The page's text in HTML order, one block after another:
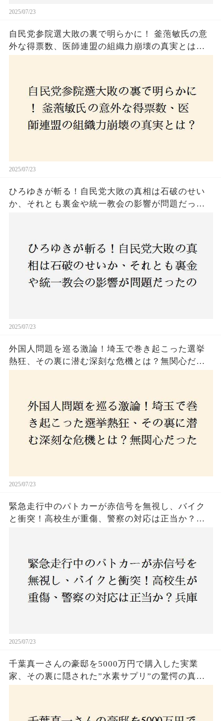
2025/07/23
自民党参院選大敗の裏で明らかに！ 釜萢敏氏の意
外な得票数、医師連盟の組織力崩壊の真実とは？
2025/07/23
ひろゆきが斬る！自民党大敗の真相は石破のせい
か、それとも裏金や統一教会の影響が問題だった
2025/07/23
外国人問題を巡る激論！埼玉で巻き起こった選挙
熱狂、その裏に潜む深刻な危機とは？無関心だっ
はネットとSNS、それとも底知れぬ恐怖？政治に無
関心な層が動いた背景にあるものとは？
2025/07/23
緊急走行中のパトカーが赤信号を無視し、バイク
と衝突！高校生が重傷、警察の対応は正当か？兵
2025/07/23
千葉真一さんの豪邸を5000万円で購入した実業
家、その裏に隠された”水素サプリ”の驚愕の真実